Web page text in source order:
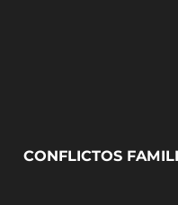
CONFLICTOS